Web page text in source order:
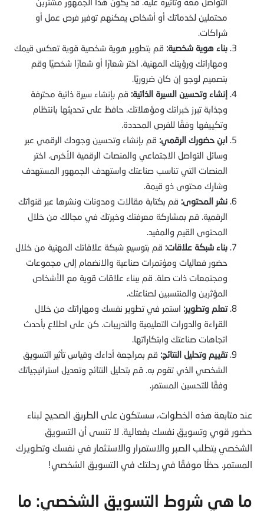
محتملين لخدماتك أو أشخاص يمكنهم توفير فرص عمل أو
شراكات.
بناء هوية شخصية: قم بتطوير هوية شخصية قوية تعكس قيمك
ومهاراتك ورؤيتك المهنية. اختر شعارًا أو شعارًا شخصيًا وقم
بتصميم لوجو إن كان ضروريًا.
إنشاء وتحسين السيرة الذاتية: قم بإنشاء سيرة ذاتية محترفة
وجذابة تبرز خبراتك ومؤهلاتك. حافظ على تحديثها بانتظام
وتكييفها وفقًا للفرص المحددة.
ابنِ حضورك الرقمي: قم بإنشاء وتحسين وجودك الرقمي عبر
وسائل التواصل الاجتماعي والمنصات الرقمية الأخرى. اختر
المنصات التي تناسب صناعتك واستهدف الجمهور المستهدف
وشارك محتوى ذو قيمة.
نشر المحتوى: قم بكتابة مقالات ومدونات ونشرها عبر قنواتك
الرقمية. قم بمشاركة معرفتك وخبرتك في مجالك من خلال
المحتوى القيم والمفيد.
بناء شبكة علاقات: قم بتوسيع شبكة علاقاتك المهنية من خلال
حضور فعاليات ومؤتمرات صناعية والانضمام إلى مجموعات
ومجتمعات ذات صلة. قم ببناء علاقات قوية مع الأشخاص
المؤثرين والمنتسبين لصناعتك.
تعلم وتطوير: استمر في تطوير نفسك ومهاراتك من خلال
القراءة والدورات التعليمية والتدريبات. كن على اطلاع بأحدث
اتجاهات صناعتك وابتكاراتها.
تقييم وتحليل النتائج: قم بمراجعة أداءك وقياس تأثير التسويق
الشخصي الذي تقوم به. قم بتحليل النتائج وتعديل استراتيجياتك
وفقًا للتحسين المستمر.
عند متابعة هذه الخطوات، سستكون على الطريق الصحيح لبناء
حضور قوي وتسويق نفسك بفعالية. لا تنسى أن التسويق
الشخصي يتطلب الصبر والاستمرار والاستثمار في نفسك وتطويرك
المستمر. حظًا موفقًا في رحلتك في التسويق الشخصي!
ما هي شروط التسويق الشخصي: ما